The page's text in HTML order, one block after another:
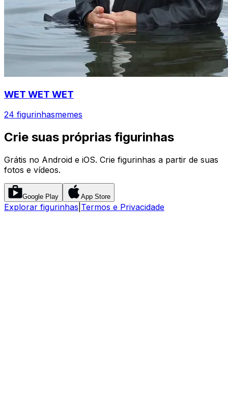
WET WET WET
24 figurinhasmemes
Crie suas próprias figurinhas
Grátis no Android e iOS. Crie figurinhas a partir de suas
fotos e vídeos.
Google Play App Store
Explorar figurinhas Termos e Privacidade